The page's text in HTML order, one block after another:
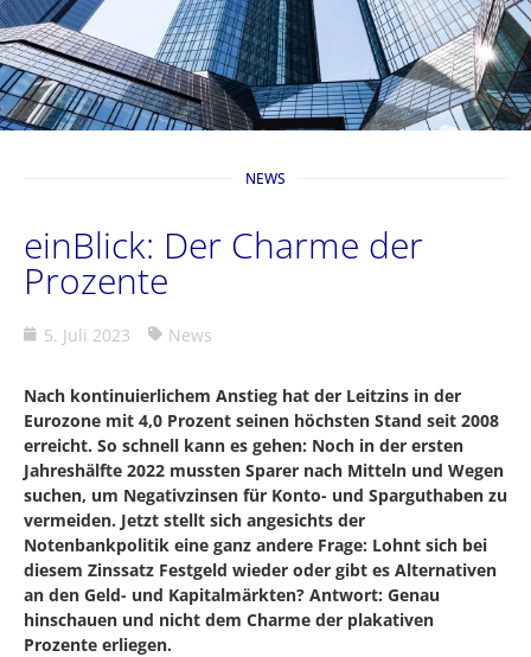
NEWS
einBlick: Der Charme der
Prozente
5. Juli 2023 News
Nach kontinuierlichem Anstieg hat der Leitzins in der
Eurozone mit 4,0 Prozent seinen höchsten Stand seit 2008
erreicht. So schnell kann es gehen: Noch in der ersten
Jahreshälfte 2022 mussten Sparer nach Mitteln und Wegen
suchen, um Negativzinsen für Konto- und Sparguthaben zu
vermeiden. Jetzt stellt sich angesichts der
Notenbankpolitik eine ganz andere Frage: Lohnt sich bei
diesem Zinssatz Festgeld wieder oder gibt es Alternativen
an den Geld- und Kapitalmärkten? Antwort: Genau
hinschauen und nicht dem Charme der plakativen
Prozente erliegen.